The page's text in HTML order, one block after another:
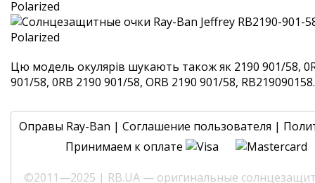
Цю модель окулярів шукають також як 2190 901/58,
901/58, 0RB 2190 901/58, ORB 2190 901/58,
Оправы Ray-Ban | Соглашение пользователя |
Принимаем к оплате
©2011—2025 | RB.UA — оригинальные